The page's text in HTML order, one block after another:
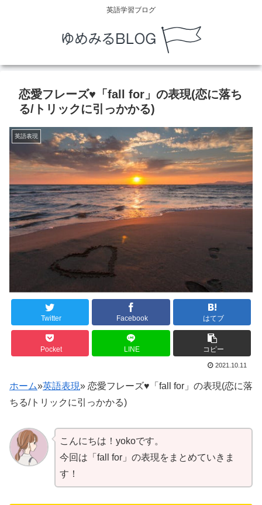
英語学習ブログ
恋愛フレーズ♥「fall for」の表現(恋に落ち
る/トリックに引っかかる)
英語表現
Twitter Facebook はてブ
Pocket LINE コピー
2021.10.11
ホーム»英語表現» 恋愛フレーズ♥「fall for」の表現(恋に落
ちる/トリックに引っかかる)
こんにちは！yokoです。
今回は「fall for」の表現をまとめていきま
す！